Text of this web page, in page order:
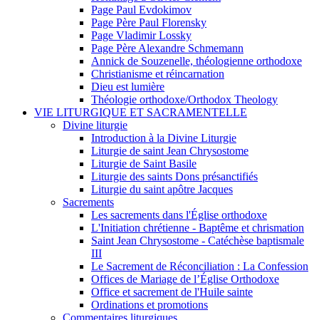
Page Paul Evdokimov
Page Père Paul Florensky
Page Vladimir Lossky
Page Père Alexandre Schmemann
Annick de Souzenelle, théologienne orthodoxe
Christianisme et réincarnation
Dieu est lumière
Théologie orthodoxe/Orthodox Theology
VIE LITURGIQUE ET SACRAMENTELLE
Divine liturgie
Introduction à la Divine Liturgie
Liturgie de saint Jean Chrysostome
Liturgie de Saint Basile
Liturgie des saints Dons présanctifiés
Liturgie du saint apôtre Jacques
Sacrements
Les sacrements dans l'Église orthodoxe
L'Initiation chrétienne - Baptême et chrismation
Saint Jean Chrysostome - Catéchèse baptismale
III
Le Sacrement de Réconciliation : La Confession
Offices de Mariage de l’Église Orthodoxe
Office et sacrement de l'Huile sainte
Ordinations et promotions
Commentaires liturgiques